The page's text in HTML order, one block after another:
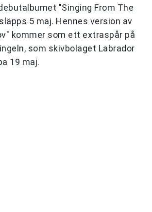
"Singing From The
5 maj. Hennes version av
kommer som ett extraspår på
som skivbolaget Labrador
19 maj.